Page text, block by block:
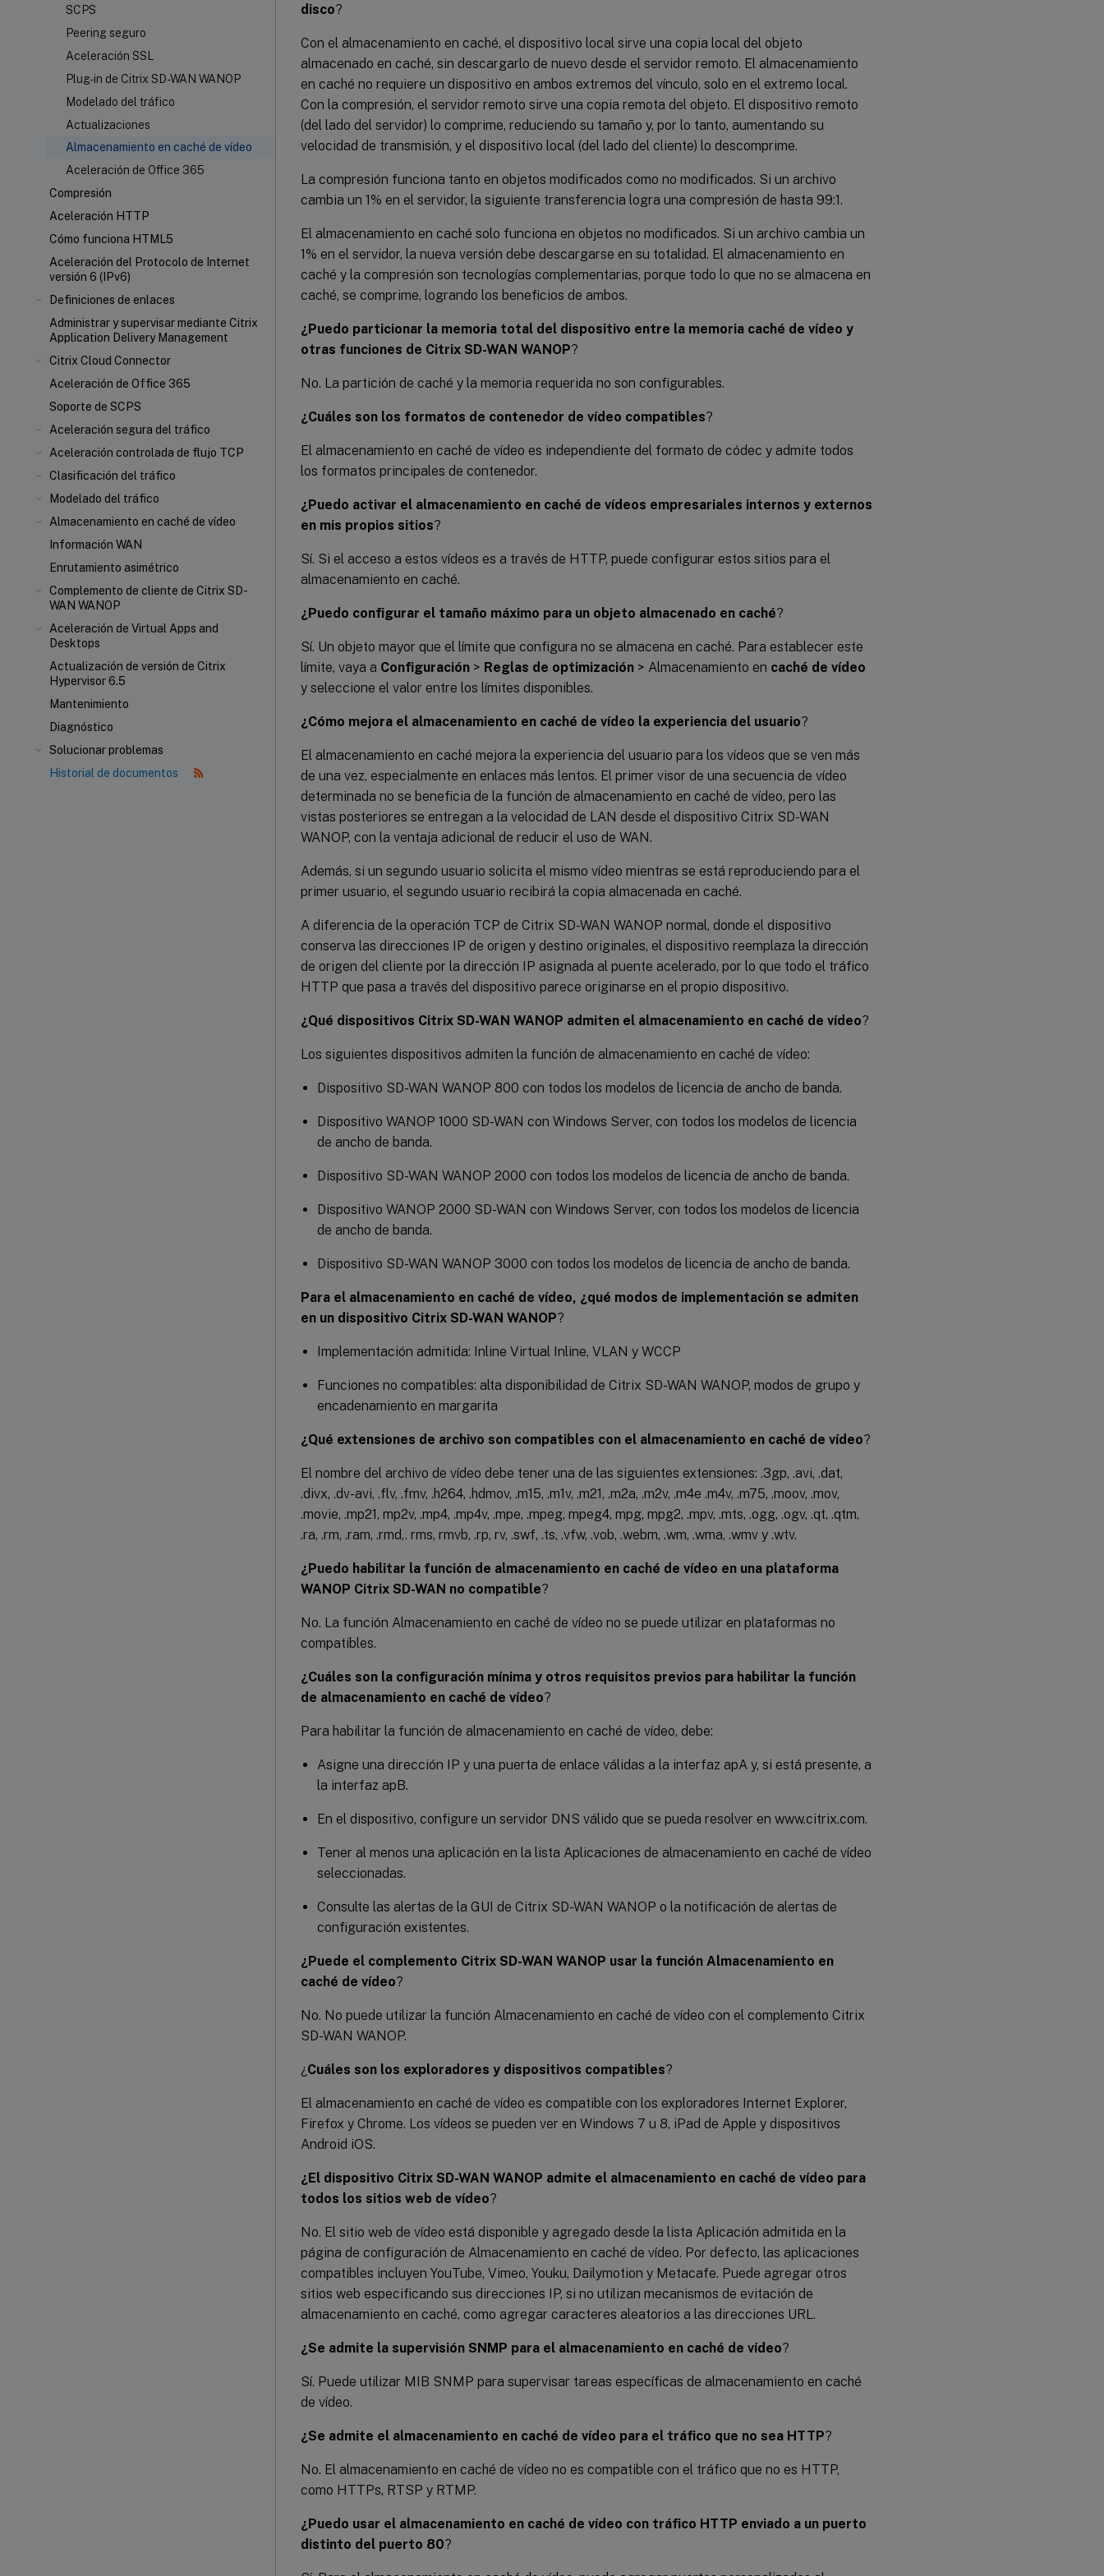
SCPS
Peering seguro
Aceleración SSL
Plug-in de Citrix SD-WAN WANOP
Modelado del tráfico
Actualizaciones
Almacenamiento en caché de vídeo
Aceleración de Office 365
Compresión
Aceleración HTTP
Cómo funciona HTML5
Aceleración del Protocolo de Internet
versión 6 (IPv6)
Definiciones de enlaces
Administrar y supervisar mediante Citrix
Application Delivery Management
Citrix Cloud Connector
Aceleración de Office 365
Soporte de SCPS
Aceleración segura del tráfico
Aceleración controlada de flujo TCP
Clasificación del tráfico
Modelado del tráfico
Almacenamiento en caché de vídeo
Información WAN
Enrutamiento asimétrico
Complemento de cliente de Citrix SD-
WAN WANOP
Aceleración de Virtual Apps and
Desktops
Actualización de versión de Citrix
Hypervisor 6.5
Mantenimiento
Diagnóstico
Solucionar problemas
Historial de documentos
disco?
Con el almacenamiento en caché, el dispositivo local sirve una copia local del objeto
almacenado en caché, sin descargarlo de nuevo desde el servidor remoto. El almacenamiento
en caché no requiere un dispositivo en ambos extremos del vínculo, solo en el extremo local.
Con la compresión, el servidor remoto sirve una copia remota del objeto. El dispositivo remoto
(del lado del servidor) lo comprime, reduciendo su tamaño y, por lo tanto, aumentando su
velocidad de transmisión, y el dispositivo local (del lado del cliente) lo descomprime.
La compresión funciona tanto en objetos modificados como no modificados. Si un archivo
cambia un 1% en el servidor, la siguiente transferencia logra una compresión de hasta 99:1.
El almacenamiento en caché solo funciona en objetos no modificados. Si un archivo cambia un
1% en el servidor, la nueva versión debe descargarse en su totalidad. El almacenamiento en
caché y la compresión son tecnologías complementarias, porque todo lo que no se almacena en
caché, se comprime, logrando los beneficios de ambos.
¿Puedo particionar la memoria total del dispositivo entre la memoria caché de vídeo y
otras funciones de Citrix SD-WAN WANOP?
No. La partición de caché y la memoria requerida no son configurables.
¿Cuáles son los formatos de contenedor de vídeo compatibles?
El almacenamiento en caché de vídeo es independiente del formato de códec y admite todos
los formatos principales de contenedor.
¿Puedo activar el almacenamiento en caché de vídeos empresariales internos y externos
en mis propios sitios?
Sí. Si el acceso a estos vídeos es a través de HTTP, puede configurar estos sitios para el
almacenamiento en caché.
¿Puedo configurar el tamaño máximo para un objeto almacenado en caché?
Sí. Un objeto mayor que el límite que configura no se almacena en caché. Para establecer este
límite, vaya a Configuración > Reglas de optimización > Almacenamiento en caché de vídeo
y seleccione el valor entre los límites disponibles.
¿Cómo mejora el almacenamiento en caché de vídeo la experiencia del usuario?
El almacenamiento en caché mejora la experiencia del usuario para los vídeos que se ven más
de una vez, especialmente en enlaces más lentos. El primer visor de una secuencia de vídeo
determinada no se beneficia de la función de almacenamiento en caché de vídeo, pero las
vistas posteriores se entregan a la velocidad de LAN desde el dispositivo Citrix SD-WAN
WANOP, con la ventaja adicional de reducir el uso de WAN.
Además, si un segundo usuario solicita el mismo vídeo mientras se está reproduciendo para el
primer usuario, el segundo usuario recibirá la copia almacenada en caché.
A diferencia de la operación TCP de Citrix SD-WAN WANOP normal, donde el dispositivo
conserva las direcciones IP de origen y destino originales, el dispositivo reemplaza la dirección
de origen del cliente por la dirección IP asignada al puente acelerado, por lo que todo el tráfico
HTTP que pasa a través del dispositivo parece originarse en el propio dispositivo.
¿Qué dispositivos Citrix SD-WAN WANOP admiten el almacenamiento en caché de vídeo?
Los siguientes dispositivos admiten la función de almacenamiento en caché de vídeo:
Dispositivo SD-WAN WANOP 800 con todos los modelos de licencia de ancho de banda.
Dispositivo WANOP 1000 SD-WAN con Windows Server, con todos los modelos de licencia
de ancho de banda.
Dispositivo SD-WAN WANOP 2000 con todos los modelos de licencia de ancho de banda.
Dispositivo WANOP 2000 SD-WAN con Windows Server, con todos los modelos de licencia
de ancho de banda.
Dispositivo SD-WAN WANOP 3000 con todos los modelos de licencia de ancho de banda.
Para el almacenamiento en caché de vídeo, ¿qué modos de implementación se admiten
en un dispositivo Citrix SD-WAN WANOP?
Implementación admitida: Inline Virtual Inline, VLAN y WCCP
Funciones no compatibles: alta disponibilidad de Citrix SD-WAN WANOP, modos de grupo y
encadenamiento en margarita
¿Qué extensiones de archivo son compatibles con el almacenamiento en caché de vídeo?
El nombre del archivo de vídeo debe tener una de las siguientes extensiones: .3gp, .avi, .dat,
.divx, .dv-avi, .flv, .fmv, .h264, .hdmov, .m15, .m1v, .m21, .m2a, .m2v, .m4e .m4v, .m75, .moov, .mov,
.movie, .mp21, mp2v, .mp4, .mp4v, .mpe, .mpeg, mpeg4, mpg, mpg2, .mpv, .mts, .ogg, .ogv, .qt, .qtm,
.ra, .rm, .ram, .rmd,. rms, rmvb, .rp, rv, .swf, .ts, .vfw, .vob, .webm, .wm, .wma, .wmv y .wtv.
¿Puedo habilitar la función de almacenamiento en caché de vídeo en una plataforma
WANOP Citrix SD-WAN no compatible?
No. La función Almacenamiento en caché de vídeo no se puede utilizar en plataformas no
compatibles.
¿Cuáles son la configuración mínima y otros requisitos previos para habilitar la función
de almacenamiento en caché de vídeo?
Para habilitar la función de almacenamiento en caché de vídeo, debe:
Asigne una dirección IP y una puerta de enlace válidas a la interfaz apA y, si está presente, a
la interfaz apB.
En el dispositivo, configure un servidor DNS válido que se pueda resolver en www.citrix.com.
Tener al menos una aplicación en la lista Aplicaciones de almacenamiento en caché de vídeo
seleccionadas.
Consulte las alertas de la GUI de Citrix SD-WAN WANOP o la notificación de alertas de
configuración existentes.
¿Puede el complemento Citrix SD-WAN WANOP usar la función Almacenamiento en
caché de vídeo?
No. No puede utilizar la función Almacenamiento en caché de vídeo con el complemento Citrix
SD-WAN WANOP.
¿ Cuáles son los exploradores y dispositivos compatibles?
El almacenamiento en caché de vídeo es compatible con los exploradores Internet Explorer,
Firefox y Chrome. Los vídeos se pueden ver en Windows 7 u 8, iPad de Apple y dispositivos
Android iOS.
¿El dispositivo Citrix SD-WAN WANOP admite el almacenamiento en caché de vídeo para
todos los sitios web de vídeo?
No. El sitio web de vídeo está disponible y agregado desde la lista Aplicación admitida en la
página de configuración de Almacenamiento en caché de vídeo. Por defecto, las aplicaciones
compatibles incluyen YouTube, Vimeo, Youku, Dailymotion y Metacafe. Puede agregar otros
sitios web especificando sus direcciones IP, si no utilizan mecanismos de evitación de
almacenamiento en caché, como agregar caracteres aleatorios a las direcciones URL.
¿Se admite la supervisión SNMP para el almacenamiento en caché de vídeo?
Sí. Puede utilizar MIB SNMP para supervisar tareas específicas de almacenamiento en caché
de vídeo.
¿Se admite el almacenamiento en caché de vídeo para el tráfico que no sea HTTP?
No. El almacenamiento en caché de vídeo no es compatible con el tráfico que no es HTTP,
como HTTPs, RTSP y RTMP.
¿Puedo usar el almacenamiento en caché de vídeo con tráfico HTTP enviado a un puerto
distinto del puerto 80?